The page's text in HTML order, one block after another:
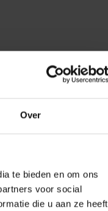
Over
te bieden en om ons
voor social
die u aan ze heeft